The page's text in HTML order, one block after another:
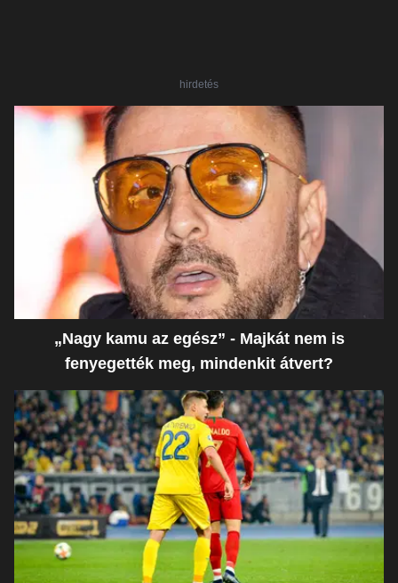
hirdetés
„Nagy kamu az egész” - Majkát nem is
fenyegették meg, mindenkit átvert?